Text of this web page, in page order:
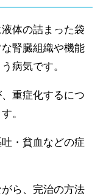
体の詰まった袋
な腎臓組織や機能
病気です。
重症化するにつ
。
・貧血などの症
ら、完治の方法